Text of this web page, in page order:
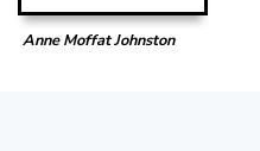
Anne Moffat Johnston